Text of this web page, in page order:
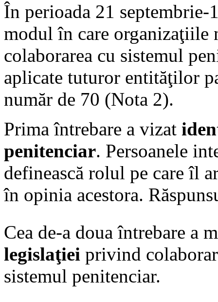
În perioada 21
modul în care organizaţiile
colaborarea cu sistemul
aplicate tuturor entităţilor
număr de 70 (Nota 2).
Prima întrebare a vizat
penitenciar. Persoanele
definească rolul pe care îl
în opinia acestora.
Cea de-a doua întrebare a
legislaţiei privind
sistemul penitenciar.